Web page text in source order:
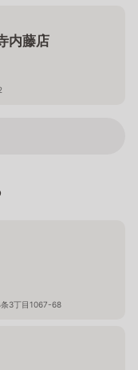
内藤店
3丁目1067-68